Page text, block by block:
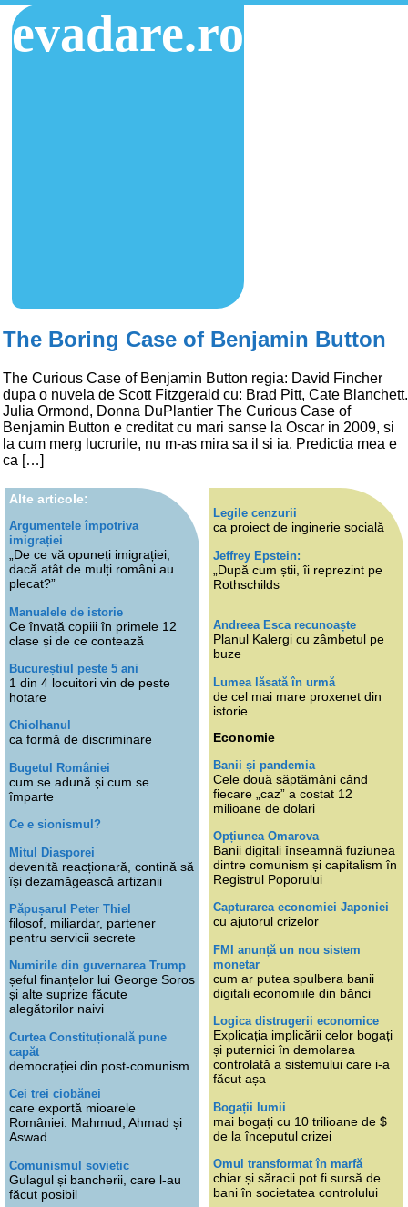
evadare.ro
The Boring Case of Benjamin Button
The Curious Case of Benjamin Button regia: David Fincher
dupa o nuvela de Scott Fitzgerald cu: Brad Pitt, Cate Blanchett.
Julia Ormond, Donna DuPlantier The Curious Case of
Benjamin Button e creditat cu mari sanse la Oscar in 2009, si
la cum merg lucrurile, nu m-as mira sa il si ia. Predictia mea e
ca […]
Alte articole:
Argumentele împotriva
imigrației
„De ce vă opuneți imigrației,
dacă atât de mulți români au
plecat?”
Manualele de istorie
Ce învață copiii în primele 12
clase și de ce contează
Bucureștiul peste 5 ani
1 din 4 locuitori vin de peste
hotare
Chiolhanul
ca formă de discriminare
Bugetul României
cum se adună și cum se
împarte
Ce e sionismul?
Mitul Diasporei
devenită reacționară, contină să
își dezamăgească artizanii
Păpușarul Peter Thiel
filosof, miliardar, partener
pentru servicii secrete
Numirile din guvernarea Trump
șeful finanțelor lui George Soros
și alte suprize făcute
alegătorilor naivi
Curtea Constituțională pune
capăt
democrației din post-comunism
Cei trei ciobănei
care exportă mioarele
României: Mahmud, Ahmad și
Aswad
Comunismul sovietic
Gulagul și bancherii, care l-au
făcut posibil
Legile cenzurii
ca proiect de inginerie socială
Jeffrey Epstein:
„După cum știi, îi reprezint pe
Rothschilds
Andreea Esca recunoaște
Planul Kalergi cu zâmbetul pe
buze
Lumea lăsată în urmă
de cel mai mare proxenet din
istorie
Economie
Banii și pandemia
Cele două săptămâni când
fiecare „caz” a costat 12
milioane de dolari
Opțiunea Omarova
Banii digitali înseamnă fuziunea
dintre comunism și capitalism în
Registrul Poporului
Capturarea economiei Japoniei
cu ajutorul crizelor
FMI anunță un nou sistem
monetar
cum ar putea spulbera banii
digitali economiile din bănci
Logica distrugerii economice
Explicația implicării celor bogați
și puternici în demolarea
controlată a sistemului care i-a
făcut așa
Bogații lumii
mai bogați cu 10 trilioane de $
de la începutul crizei
Omul transformat în marfă
chiar și săracii pot fi sursă de
bani în societatea controlului